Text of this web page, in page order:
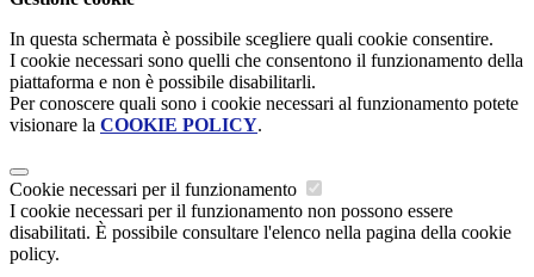
In questa schermata è possibile scegliere quali cookie consentire.
I cookie necessari sono quelli che consentono il funzionamento della
piattaforma e non è possibile disabilitarli.
Per conoscere quali sono i cookie necessari al funzionamento potete
visionare la COOKIE POLICY.
Cookie necessari per il funzionamento
I cookie necessari per il funzionamento non possono essere
disabilitati. È possibile consultare l'elenco nella pagina della cookie
policy.